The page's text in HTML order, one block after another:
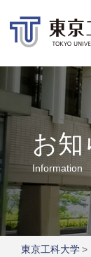
お知
Information
東京工科大学>